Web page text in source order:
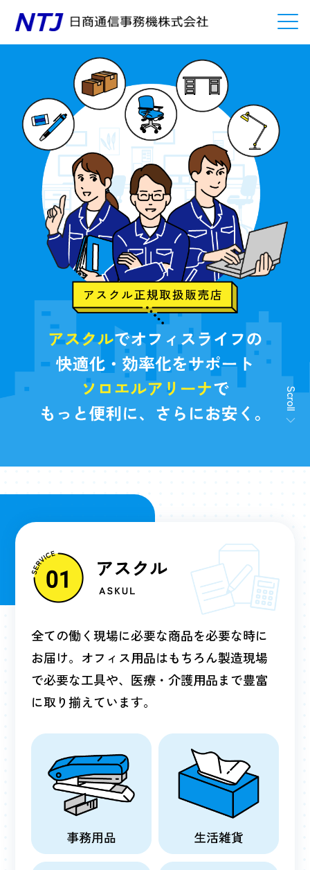
Scroll
全ての働く現場に必要な商品を必要な時に
お届け。オフィス用品はもちろん製造現場
で必要な工具や、医療・介護用品まで豊富
に取り揃えています。